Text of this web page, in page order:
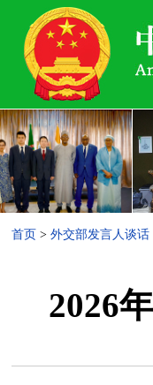
首页 > 外交部发言人谈话
2026